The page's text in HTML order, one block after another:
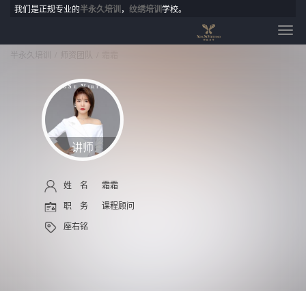
我们是正规专业的半永久培训， 纹绣培训学校。
半永久培训 师资团队
讲师
姓 名
霜霜
职 务
课程顾问
座右铭